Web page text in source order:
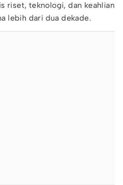
riset, teknologi, dan keahlian
lebih dari dua dekade.